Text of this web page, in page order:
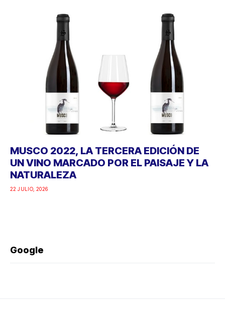
MUSCO 2022, LA TERCERA EDICIÓN DE
UN VINO MARCADO POR EL PAISAJE Y LA
NATURALEZA
22 JULIO, 2026
Google